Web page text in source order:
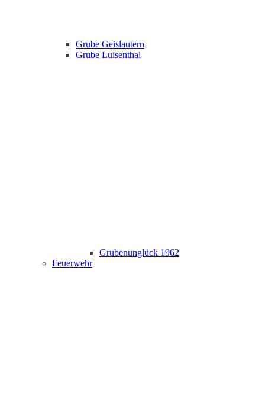
Grube Geislautern
Grube Luisenthal
Grubenunglück 1962
Feuerwehr